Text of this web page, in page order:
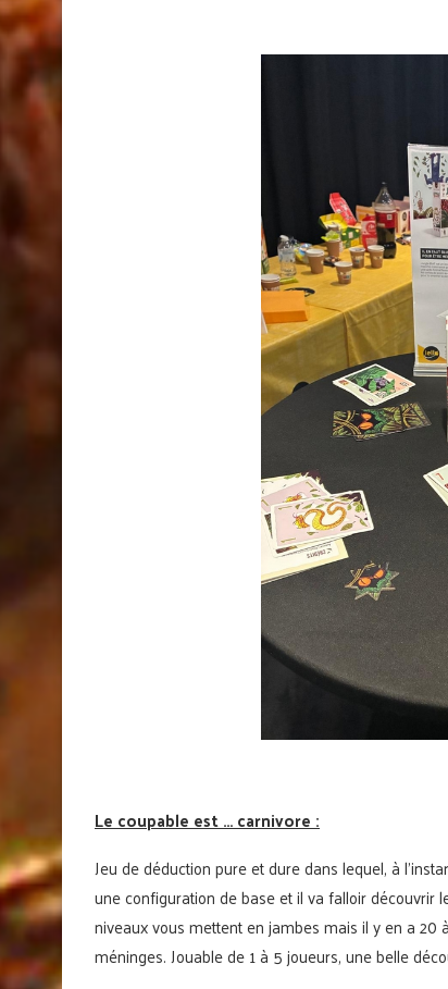
Le coupable est … carnivore :
Jeu de déduction pure et dure dans lequel, à
une configuration de base et il va falloir découvrir
niveaux vous mettent en jambes mais il y en a
méninges. Jouable de 1 à 5 joueurs, une belle